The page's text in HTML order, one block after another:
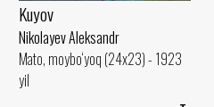
Kuyov
Nikolayev Aleksandr
Mato, moybo‘yoq (24x23) - 1923
yil